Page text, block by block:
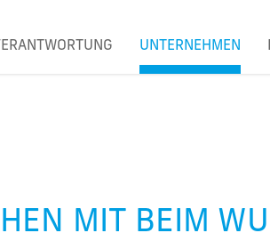
UNTERNEHMEN
MIT BEIM